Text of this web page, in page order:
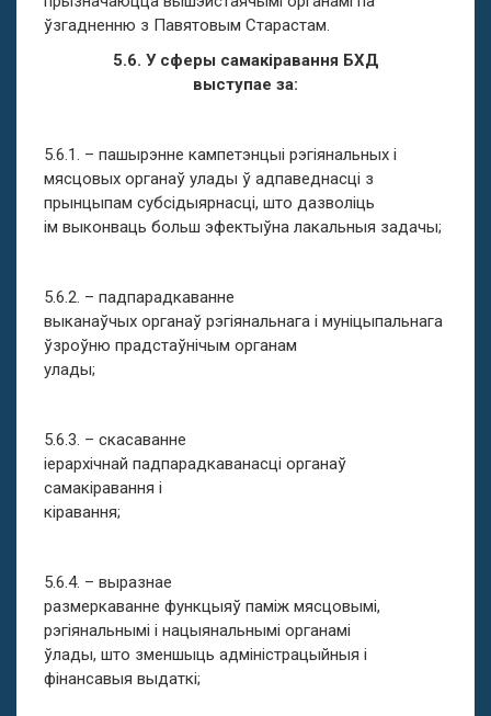
ўзгадненню з Павятовым Старастам.
5.6. У сферы самакіравання БХД
выступае за:
5.6.1. – пашырэнне кампетэнцыі рэгіянальных і
мясцовых органаў улады ў адпаведнасці з
прынцыпам субсідыярнасці, што дазволіць
ім выконваць больш эфектыўна лакальныя задачы;
5.6.2. – падпарадкаванне
выканаўчых органаў рэгіянальнага і муніцыпальнага
ўзроўню прадстаўнічым органам
улады;
5.6.3. – скасаванне
іерархічнай падпарадкаванасці органаў
самакіравання і
кіравання;
5.6.4. – выразнае
размеркаванне функцыяў паміж мясцовымі,
рэгіянальнымі і нацыянальнымі органамі
ўлады, што зменшыць адміністрацыйныя і
фінансавыя выдаткі;